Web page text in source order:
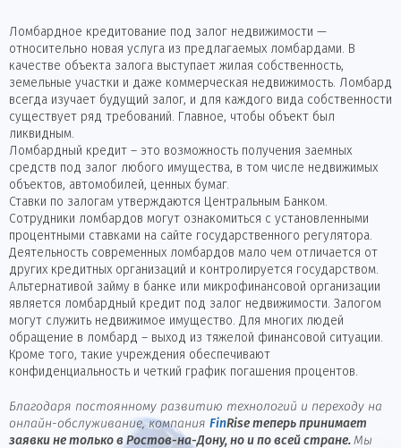
Ломбардное кредитование под залог недвижимости —
относительно новая услуга из предлагаемых ломбардами. В
качестве объекта залога выступает жилая собственность,
земельные участки и даже коммерческая недвижимость. Ломбард
всегда изучает будущий залог, и для каждого вида собственности
существует ряд требований. Главное, чтобы объект был
ликвидным.
Ломбардный кредит – это возможность получения заемных
средств под залог любого имущества, в том числе недвижимых
объектов, автомобилей, ценных бумаг.
Ставки по залогам утверждаются Центральным Банком.
Сотрудники ломбардов могут ознакомиться с установленными
процентными ставками на сайте государственного регулятора.
Деятельность современных ломбардов мало чем отличается от
других кредитных организаций и контролируется государством.
Альтернативой займу в банке или микрофинансовой организации
является ломбардный кредит под залог недвижимости. Залогом
могут служить недвижимое имущество. Для многих людей
обращение в ломбард – выход из тяжелой финансовой ситуации.
Кроме того, такие учреждения обеспечивают
конфиденциальность и четкий график погашения процентов.
Благодаря постоянному развитию технологий и переходу на
онлайн-обслуживание, компания FinRise теперь принимает
заявки не только в Ростов-на-Дону, но и по всей стране. Мы